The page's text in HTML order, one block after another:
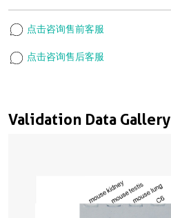
Validation Data Gallery
点击咨询售前客服
点击咨询售后客服